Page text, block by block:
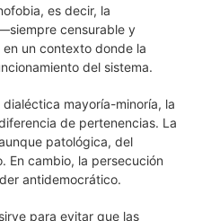
es decir, la
censurable y
un contexto donde la
del sistema.
mayoría-minoría, la
de pertenencias. La
patológica, del
En cambio, la persecución
antidemocrático.
para evitar que las